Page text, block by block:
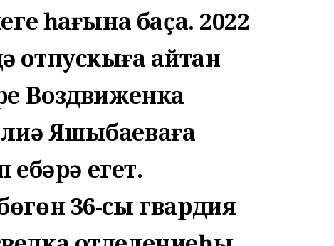
һағына баҫа. 2022
ҡайтҡан
Воздвиженка
Яҡшыбаеваға
ебәрә егет.
36-сы гвардия